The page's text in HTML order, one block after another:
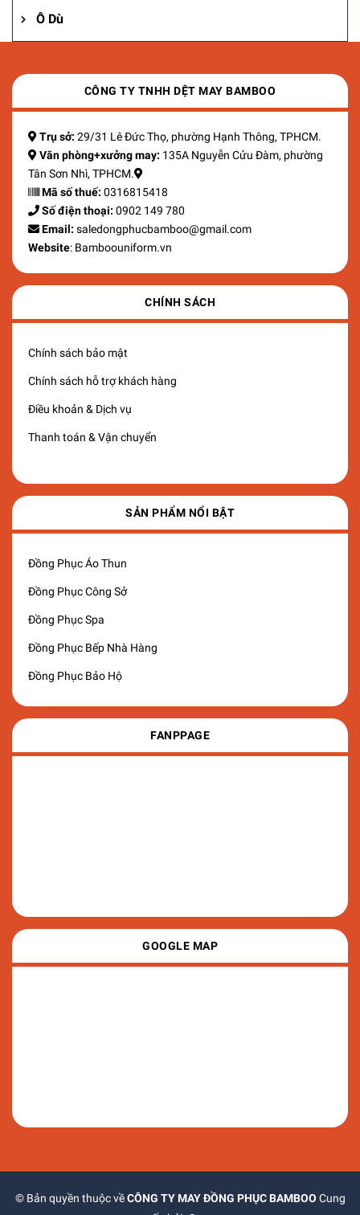
Ô Dù
CÔNG TY TNHH DỆT MAY BAMBOO
Trụ sở: 29/31 Lê Đức Thọ, phường Hạnh Thông, TPHCM.
Văn phòng+xưởng may: 135A Nguyễn Cửu Đàm, phường
Tân Sơn Nhì, TPHCM.
Mã số thuế: 0316815418
Số điện thoại: 0902 149 780
Email: saledongphucbamboo@gmail.com
Website: Bamboouniform.vn
CHÍNH SÁCH
Chính sách bảo mật
Chính sách hỗ trợ khách hàng
Điều khoản & Dịch vụ
Thanh toán & Vận chuyển
SẢN PHẨM NỔI BẬT
Đồng Phục Áo Thun
Đồng Phục Công Sở
Đồng Phục Spa
Đồng Phục Bếp Nhà Hàng
Đồng Phục Bảo Hộ
FANPPAGE
GOOGLE MAP
© Bản quyền thuộc vềCÔNG TY MAY ĐỒNG PHỤC BAMBOO Cung